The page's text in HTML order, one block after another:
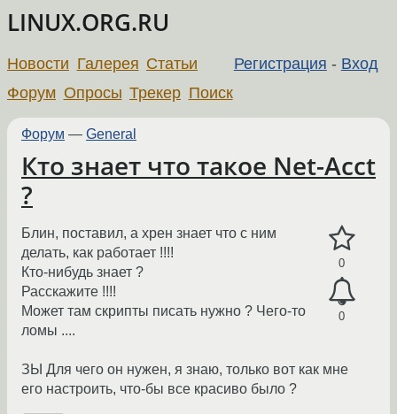
LINUX.ORG.RU
Регистрация - Вход
Новости Галерея Статьи
Форум Опросы Трекер Поиск
Форум — General
Кто знает что такое Net-Acct
?
0
0
Блин, поставил, а хрен знает что с ним
делать, как работает !!!!
Кто-нибудь знает ?
Расскажите !!!!
Может там скрипты писать нужно ? Чего-то
ломы ....
ЗЫ Для чего он нужен, я знаю, только вот как мне
его настроить, что-бы все красиво было ?